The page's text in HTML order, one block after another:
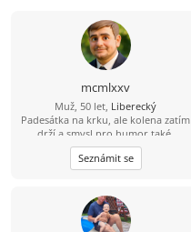
mcmlxxv
Muž, 50 let, Liberecký
Padesátka na krku, ale kolena zatím
drží a smysl pro humor také.
Nehledám princeznu z pohádky –
spíš fajn ženu, se kterou se budu
těšit na každé další setkání. Umím
věcí doma a poznám, kdy je lepší
mlčet a kdy obejmout. Mám rád
výlety, dobrou kávu, pohodu a lidi,
Seznámit se